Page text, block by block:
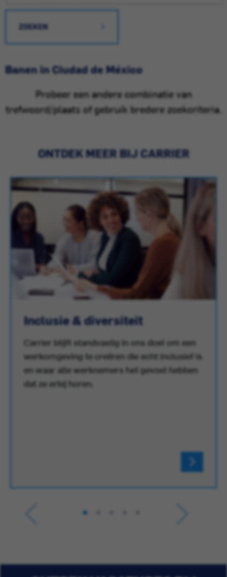
ZOEKEN
Banen in Ciudad de México
Probeer een andere combinatie van
trefwoord/plaats of gebruik bredere zoekcriteria.
ONTDEK MEER BIJ CARRIER
Inclusie & diversiteit
Carrier blijft standvastig in ons doel om een
werkomgeving te creëren die echt inclusief is
en waar alle werknemers het gevoel hebben
dat ze erbij horen.